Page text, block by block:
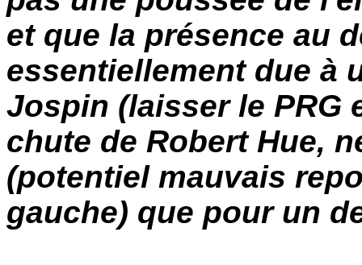
et que la présence au
essentiellement due à
Jospin (laisser le PRG
chute de Robert Hue,
(potentiel mauvais
gauche) que pour un